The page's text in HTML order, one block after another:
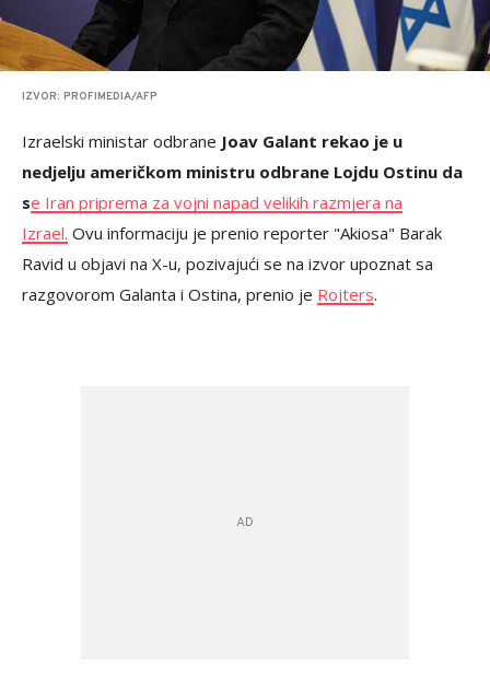
IZVOR: PROFIMEDIA/AFP
Izraelski ministar odbrane Joav Galant rekao je u
nedjelju američkom ministru odbrane Lojdu Ostinu da
se Iran priprema za vojni napad velikih razmjera na
Izrael. Ovu informaciju je prenio reporter "Akiosa" Barak
Ravid u objavi na X-u, pozivajući se na izvor upoznat sa
razgovorom Galanta i Ostina, prenio je Rojters.